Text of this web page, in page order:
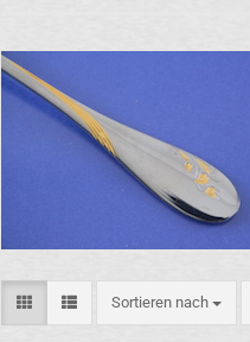
Sortieren nach
Sortieren nach